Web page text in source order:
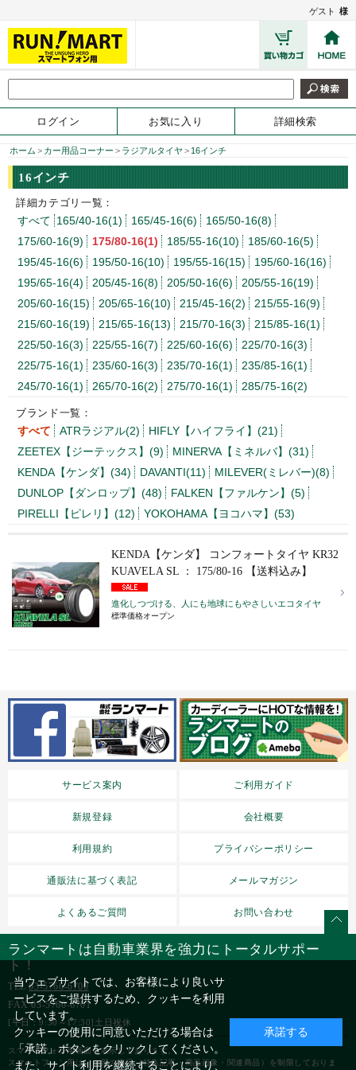
ゲスト 様
ログイン お気に入り 詳細検索
ホーム > カー用品コーナー > ラジアルタイヤ > 16インチ
16インチ
詳細カテゴリ一覧：
すべて 165/40-16(1) 165/45-16(6)
165/50-16(8)
175/60-16(9)
175/80-16(1) 185/55-16(10)
185/60-16(5)
195/45-16(6)
195/50-16(10) 195/55-16(15)
195/60-16(16)
195/65-16(4)
205/45-16(8) 205/50-16(6)
205/55-16(19)
205/60-16(15)
205/65-16(10) 215/45-16(2)
215/55-16(9)
215/60-16(19)
215/65-16(13) 215/70-16(3)
215/85-16(1)
225/50-16(3)
225/55-16(7) 225/60-16(6)
225/70-16(3)
225/75-16(1)
235/60-16(3) 235/70-16(1)
235/85-16(1)
245/70-16(1)
265/70-16(2) 275/70-16(1) 285/75-16(2)
ブランド一覧：
すべて ATRラジアル(2)
HIFLY【ハイフライ】(21)
ZEETEX【ジーテックス】(9)
MINERVA【ミネルバ】(31)
KENDA【ケンダ】(34)
DAVANTI(11)
MILEVER(ミレバー)(8)
DUNLOP【ダンロップ】(48)
FALKEN【ファルケン】(5)
PIRELLI【ピレリ】(12)
YOKOHAMA【ヨコハマ】(53)
KENDA【ケンダ】 コンフォートタイヤ KR32
KUAVELA SL ： 175/80-16 【送料込み】
進化しつづける、人にも地球にもやさしいエコタイヤ
標準価格オープン
サービス案内 ご利用ガイド
新規登録 会社概要
利用規約 プライバシーポリシー
通販法に基づく表記 メールマガジン
よくあるご質問 お問い合わせ
ランマートは自動車業界を強力にトータルサポー
ト！
TEL03-5766-6700
FAX 03-5760-6701
[平日：9:30～17:30]土日祝休
スマートフォン用画面を表示しております。
スマートフォン用は、一部の表示（特集記事・商品画像・関連商品）を制限しておりま
当ウェブサイトでは、お客様により良いサ
ービスをご提供するため、クッキーを利用
しています。
クッキーの使用に同意いただける場合は
「承諾」ボタンをクリックしてください。
また、サイト利用を継続することにより、
承諾する